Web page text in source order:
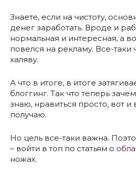
Знаете, если на чистоту,
денег заработать. Вроде и
нормальная и интересная, а
повелся на рекламу. Все-таки
халяву.
А что в итоге, в итоге
блоггинг. Так что теперь
знаю, нравиться просто, вот и
получаю.
Но цель все-таки важна.
– войти в топ по статьям о
ножах.